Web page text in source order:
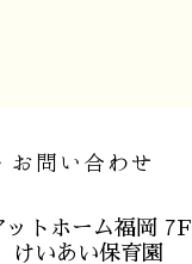
お問い合わせ
ットホーム福岡 7F
けいあい保育園